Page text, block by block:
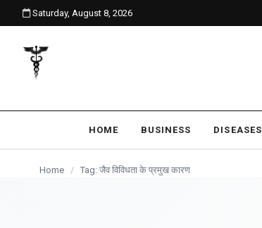
content
Saturday, August 8, 2026
HOME BUSINESS DISEASES
Home / Tag: जैव विविधता के प्रमुख कारण